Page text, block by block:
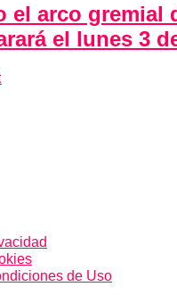
el arco gremial
el lunes 3
de Uso